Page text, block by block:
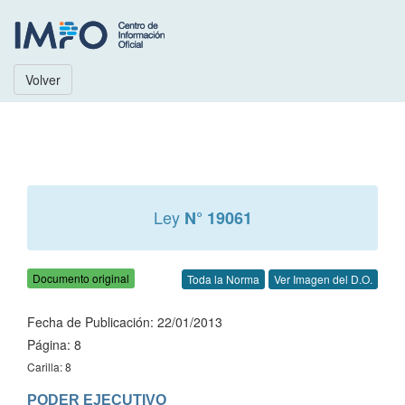
Volver
Ley N° 19061
Documento original Toda la Norma Ver Imagen del D.O.
Fecha de Publicación: 22/01/2013
Página: 8
Carilla: 8
PODER EJECUTIVO